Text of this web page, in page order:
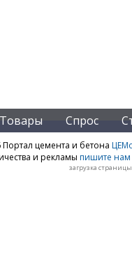
Товары Спрос
цемента и бетона
и рекламы пишите нам
загрузка